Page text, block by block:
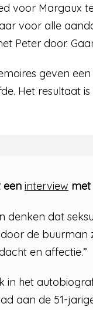
voor Margaux
voor alle
Peter door.
geven
Het resultaat
een interview met
denken dat
de buurman
en affectie.”
in het
aan de 51-